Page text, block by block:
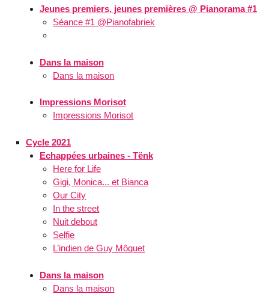
Jeunes premiers, jeunes premières @ Pianorama #1
Séance #1 @Pianofabriek
Dans la maison
Dans la maison
Impressions Morisot
Impressions Morisot
Cycle 2021
Echappées urbaines - Tënk
Here for Life
Gigi, Monica... et Bianca
Our City
In the street
Nuit debout
Selfie
L’indien de Guy Môquet
Dans la maison
Dans la maison